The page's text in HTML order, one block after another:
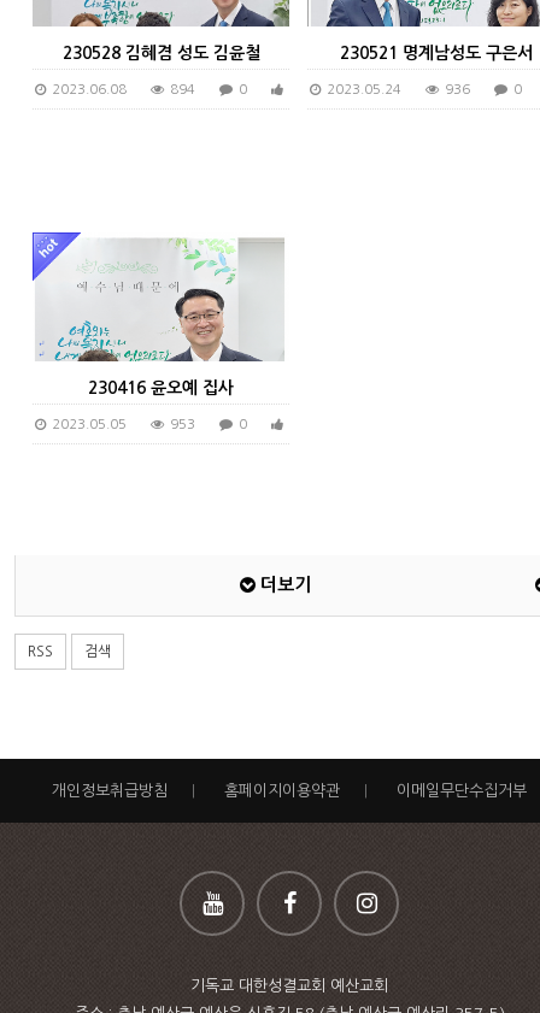
230528 김혜겸 성도 김윤철
2023.06.08 894 0
230521 명계남성도 구은서
2023.05.24 936 0
230416 윤오예 집사
2023.05.05 953 0
더보기
RSS 검색
개인정보취급방침 홈페이지이용약관 이메일무단수집거부
기독교 대한성결교회 예산교회